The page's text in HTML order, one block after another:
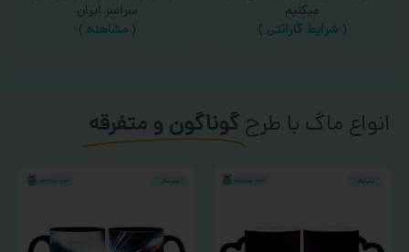
میکنیم
( شرایط گارانتی )
سراسر ایران
(مشاهده )
انواع ماگ با طرحگوناگون و متفرقه